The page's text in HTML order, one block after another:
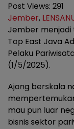
Post Views: 291
Jember,
Jember
Top East Java
Pelaku Pariwisata
(1/5/2025).
Ajang berskala
mau pun luar
bisnis sektor